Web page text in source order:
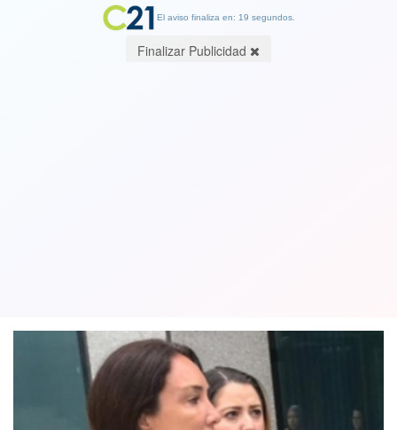
El aviso finaliza en: 19 segundos.
Finalizar Publicidad